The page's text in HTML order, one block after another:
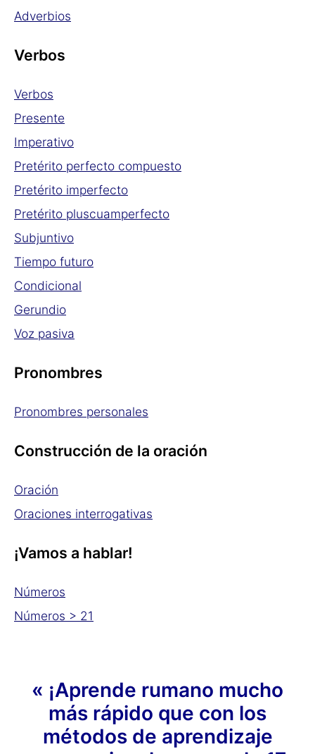
Adverbios
Verbos
Verbos
Presente
Imperativo
Pretérito perfecto compuesto
Pretérito imperfecto
Pretérito pluscuamperfecto
Subjuntivo
Tiempo futuro
Condicional
Gerundio
Voz pasiva
Pronombres
Pronombres personales
Construcción de la oración
Oración
Oraciones interrogativas
¡Vamos a hablar!
Números
Números > 21
« ¡Aprende rumano mucho
más rápido que con los
métodos de aprendizaje